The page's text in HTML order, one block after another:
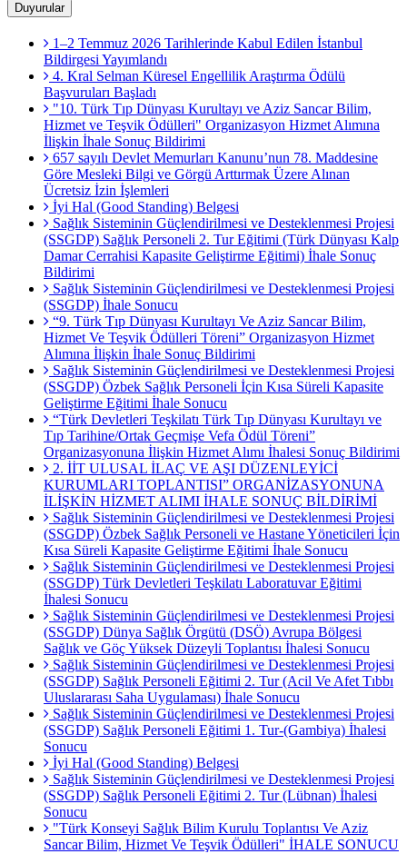
Duyurular
1–2 Temmuz 2026 Tarihlerinde Kabul Edilen İstanbul
Bildirgesi Yayımlandı
4. Kral Selman Küresel Engellilik Araştırma Ödülü
Başvuruları Başladı
"10. Türk Tıp Dünyası Kurultayı ve Aziz Sancar Bilim,
Hizmet ve Teşvik Ödülleri" Organizasyon Hizmet Alımına
İlişkin İhale Sonuç Bildirimi
657 sayılı Devlet Memurları Kanunu’nun 78. Maddesine
Göre Mesleki Bilgi ve Görgü Arttırmak Üzere Alınan
Ücretsiz İzin İşlemleri
İyi Hal (Good Standing) Belgesi
Sağlık Sisteminin Güçlendirilmesi ve Desteklenmesi Projesi
(SSGDP) Sağlık Personeli 2. Tur Eğitimi (Türk Dünyası Kalp
Damar Cerrahisi Kapasite Geliştirme Eğitimi) İhale Sonuç
Bildirimi
Sağlık Sisteminin Güçlendirilmesi ve Desteklenmesi Projesi
(SSGDP) İhale Sonucu
“9. Türk Tıp Dünyası Kurultayı Ve Aziz Sancar Bilim,
Hizmet Ve Teşvik Ödülleri Töreni” Organizasyon Hizmet
Alımına İlişkin İhale Sonuç Bildirimi
Sağlık Sisteminin Güçlendirilmesi ve Desteklenmesi Projesi
(SSGDP) Özbek Sağlık Personeli İçin Kısa Süreli Kapasite
Geliştirme Eğitimi İhale Sonucu
“Türk Devletleri Teşkilatı Türk Tıp Dünyası Kurultayı ve
Tıp Tarihine/Ortak Geçmişe Vefa Ödül Töreni”
Organizasyonuna İlişkin Hizmet Alımı İhalesi Sonuç Bildirimi
2. İİT ULUSAL İLAÇ VE AŞI DÜZENLEYİCİ
KURUMLARI TOPLANTISI” ORGANİZASYONUNA
İLİŞKİN HİZMET ALIMI İHALE SONUÇ BİLDİRİMİ
Sağlık Sisteminin Güçlendirilmesi ve Desteklenmesi Projesi
(SSGDP) Özbek Sağlık Personeli ve Hastane Yöneticileri İçin
Kısa Süreli Kapasite Geliştirme Eğitimi İhale Sonucu
Sağlık Sisteminin Güçlendirilmesi ve Desteklenmesi Projesi
(SSGDP) Türk Devletleri Teşkilatı Laboratuvar Eğitimi
İhalesi Sonucu
Sağlık Sisteminin Güçlendirilmesi ve Desteklenmesi Projesi
(SSGDP) Dünya Sağlık Örgütü (DSÖ) Avrupa Bölgesi
Sağlık ve Göç Yüksek Düzeyli Toplantısı İhalesi Sonucu
Sağlık Sisteminin Güçlendirilmesi ve Desteklenmesi Projesi
(SSGDP) Sağlık Personeli Eğitimi 2. Tur (Acil Ve Afet Tıbbı
Uluslararası Saha Uygulaması) İhale Sonucu
Sağlık Sisteminin Güçlendirilmesi ve Desteklenmesi Projesi
(SSGDP) Sağlık Personeli Eğitimi 1. Tur-(Gambiya) İhalesi
Sonucu
İyi Hal (Good Standing) Belgesi
Sağlık Sisteminin Güçlendirilmesi ve Desteklenmesi Projesi
(SSGDP) Sağlık Personeli Eğitimi 2. Tur (Lübnan) İhalesi
Sonucu
"Türk Konseyi Sağlık Bilim Kurulu Toplantısı Ve Aziz
Sancar Bilim, Hizmet Ve Teşvik Ödülleri" İHALE SONUCU